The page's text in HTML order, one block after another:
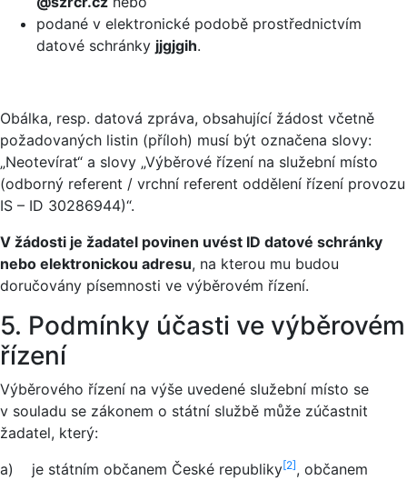
podané v elektronické podobě prostřednictvím
datové schránky jjgjgih.
Obálka, resp. datová zpráva, obsahující žádost včetně
požadovaných listin (příloh) musí být označena slovy:
„Neotevírat“ a slovy „Výběrové řízení na služební místo
(odborný referent / vrchní referent oddělení řízení provozu
IS – ID 30286944)“.
V žádosti je žadatel povinen uvést ID datové schránky
nebo elektronickou adresu, na kterou mu budou
doručovány písemnosti ve výběrovém řízení.
5. Podmínky účasti ve výběrovém
řízení
Výběrového řízení na výše uvedené služební místo se
v souladu se zákonem o státní službě může zúčastnit
žadatel, který:
a) je státním občanem České republiky[2], občanem